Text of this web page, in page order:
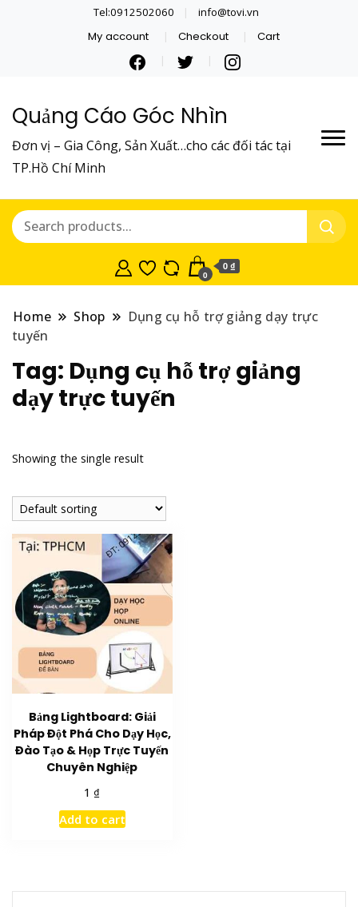
Tel:0912502060 info@tovi.vn
My account Checkout Cart
Quảng Cáo Góc Nhìn
Đơn vị – Gia Công, Sản Xuất…cho các đối tác tại
TP.Hồ Chí Minh
0
0 ₫
Home Shop
Dụng cụ hỗ trợ giảng dạy trực
tuyến
Tag: Dụng cụ hỗ trợ giảng
dạy trực tuyến
Showing the single result
Bảng Lightboard: Giải
Pháp Đột Phá Cho Dạy Học,
Đào Tạo & Họp Trực Tuyến
Chuyên Nghiệp
1 ₫
Add to cart